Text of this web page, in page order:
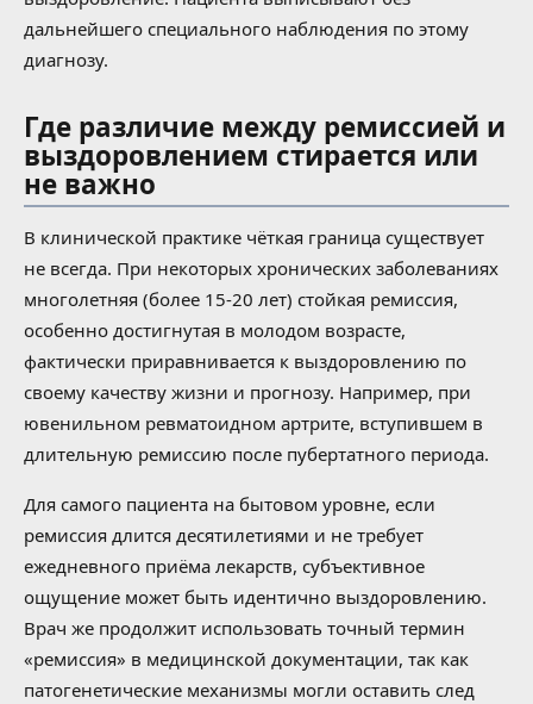
дальнейшего специального наблюдения по этому
диагнозу.
Где различие между ремиссией и
выздоровлением стирается или
не важно
В клинической практике чёткая граница существует
не всегда. При некоторых хронических заболеваниях
многолетняя (более 15-20 лет) стойкая ремиссия,
особенно достигнутая в молодом возрасте,
фактически приравнивается к выздоровлению по
своему качеству жизни и прогнозу. Например, при
ювенильном ревматоидном артрите, вступившем в
длительную ремиссию после пубертатного периода.
Для самого пациента на бытовом уровне, если
ремиссия длится десятилетиями и не требует
ежедневного приёма лекарств, субъективное
ощущение может быть идентично выздоровлению.
Врач же продолжит использовать точный термин
«ремиссия» в медицинской документации, так как
патогенетические механизмы могли оставить след